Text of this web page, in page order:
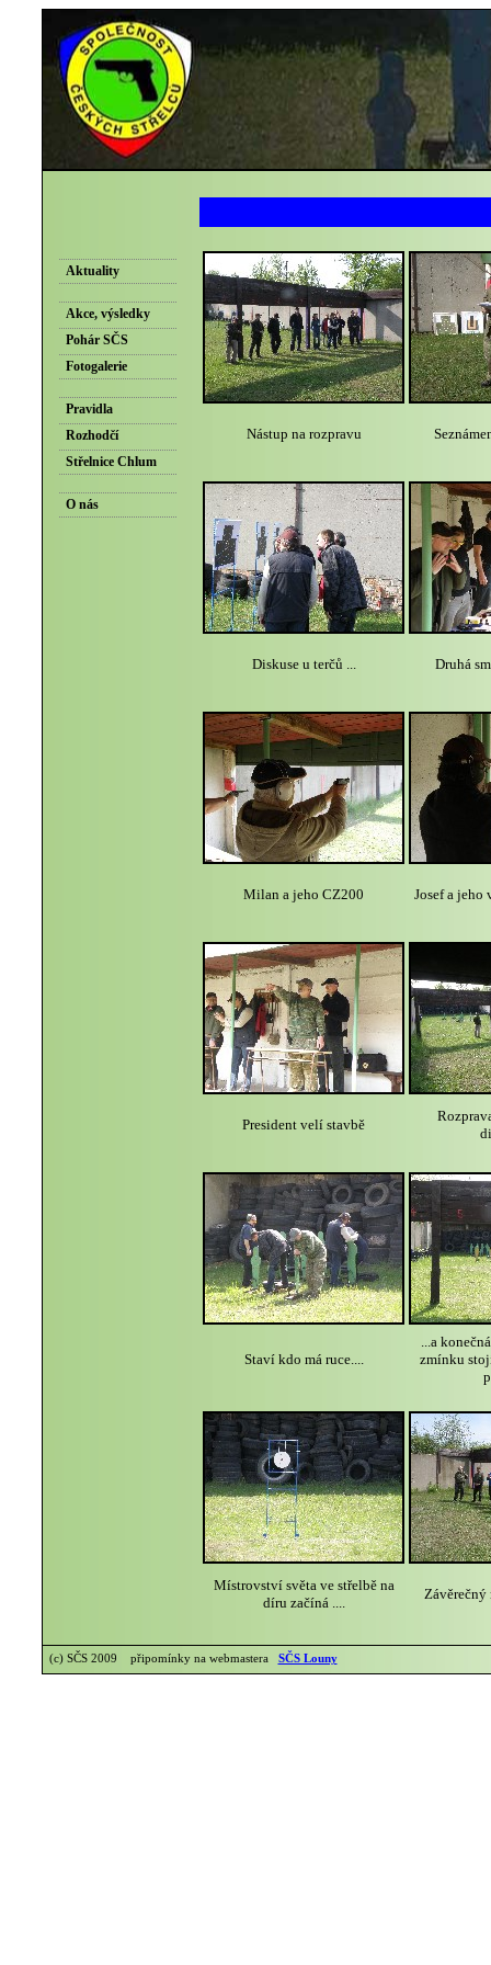
Aktuality
Akce, výsledky
Pohár SČS
Fotogalerie
Pravidla
Rozhodčí
Střelnice Chlum
O nás
Nástup na rozpravu
Diskuse u terčů ... Druhá
Milan a jeho CZ200 Josef a jeho
President velí stavbě
Staví kdo má ruce....
...a
zmínku
Místrovství světa ve střelbě na
díru začíná ....
Závěrečný
(c) SČS 2009 připomínky na webmastera SČS Louny